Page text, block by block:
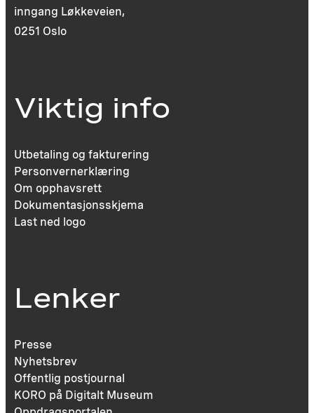
inngang Løkkeveien,
0251 Oslo
Viktig info
Utbetaling og fakturering
Personvernerklæring
Om opphavsrett
Dokumentasjonsskjema
Last ned logo
Lenker
Presse
Nyhetsbrev
Offentlig postjournal
KORO på Digitalt Museum